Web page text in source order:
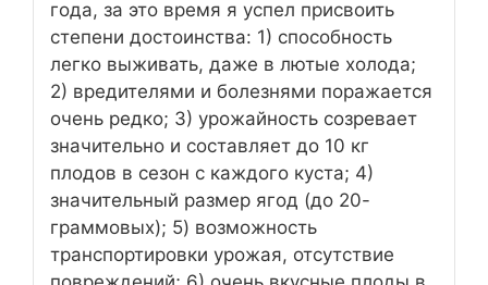
года, за это время я успел присвоить
степени достоинства: 1) способность
легко выживать, даже в лютые холода;
2) вредителями и болезнями поражается
очень редко; 3) урожайность созревает
значительно и составляет до 10 кг
плодов в сезон с каждого куста; 4)
значительный размер ягод (до 20-
граммовых); 5) возможность
транспортировки урожая, отсутствие